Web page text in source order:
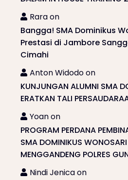
Raraon
Bangga! SMA Dominikus
Prestasi di Jambore
Cimahi
Anton Widodoon
KUNJUNGAN ALUMNI SMA
ERATKAN TALI
Yoanon
PROGRAM PERDANA
SMA DOMINIKUS
MENGGANDENG POLRES
Nindi Jenicaon